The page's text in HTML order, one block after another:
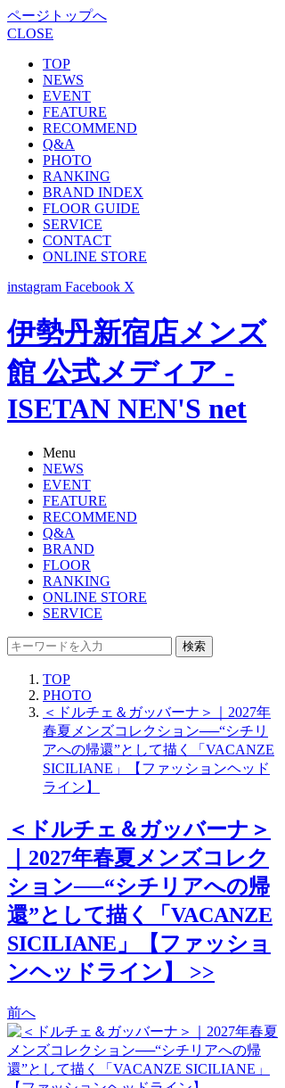
ページトップへ
CLOSE
TOP
NEWS
EVENT
FEATURE
RECOMMEND
Q&A
PHOTO
RANKING
BRAND INDEX
FLOOR GUIDE
SERVICE
CONTACT
ONLINE STORE
instagram Facebook X
伊勢丹新宿店メンズ
館 公式メディア -
ISETAN NEN'S net
Menu
NEWS
EVENT
FEATURE
RECOMMEND
Q&A
BRAND
FLOOR
RANKING
ONLINE STORE
SERVICE
検索
TOP
PHOTO
＜ドルチェ＆ガッバーナ＞｜2027年
春夏メンズコレクション──“シチリ
アへの帰還”として描く「VACANZE
SICILIANE」【ファッションヘッド
ライン】
＜ドルチェ＆ガッバーナ＞
｜2027年春夏メンズコレク
ション──“シチリアへの帰
還”として描く「VACANZE
SICILIANE」【ファッショ
ンヘッドライン】 >>
前へ